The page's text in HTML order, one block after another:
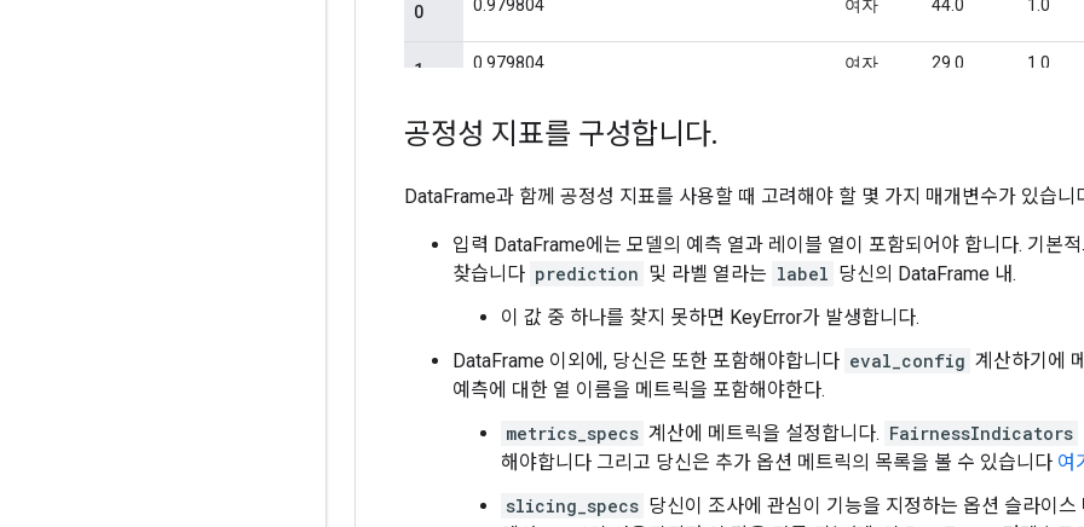
공정성 지표를 구성합니다.
DataFrame과 함께 공정성 지표를 사용할 때 고려해야 할 몇 가지 매개변수가 있습니
입력 DataFrame에는 모델의 예측 열과 레이블 열이 포함되어야 합니다. 기본
찾습니다 prediction 및 라벨 열라는 label 당신의 DataFrame 내.
이 값 중 하나를 찾지 못하면 KeyError가 발생합니다.
DataFrame 이외에, 당신은 또한 포함해야합니다 eval_config 계산하기에
예측에 대한 열 이름을 메트릭을 포함해야한다.
metrics_specs 계산에 메트릭을 설정합니다. FairnessIndicators
해야합니다 그리고 당신은 추가 옵션 메트릭의 목록을 볼 수 있습니다 여
slicing_specs 당신이 조사에 관심이 기능을 지정하는 옵션 슬라이